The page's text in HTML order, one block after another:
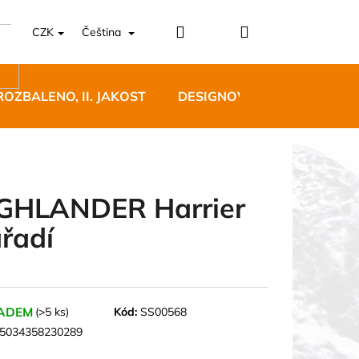
CZK Čeština PřihlášeníNákupní
II. JAKOST DESIGNOVÝ NÁBYTEK
Harrier
(>5 ks) Kód: SS00568
5034358230289
BĚŽECKÉ TRAILOVÉ